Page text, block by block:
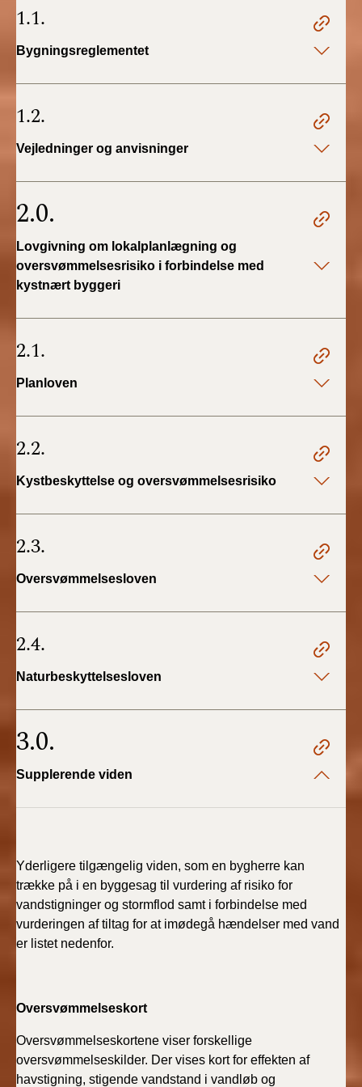
2018)
BR15 (2015-2018)
Tidligere BR (1961-
2010)
1.1.
Bygningsreglementet
1.2.
Vejledninger og anvisninger
2.0.
Lovgivning om lokalplanlægning og
oversvømmelsesrisiko i forbindelse med
kystnært byggeri
2.1.
Planloven
2.2.
Kystbeskyttelse og oversvømmelsesrisiko
2.3.
Oversvømmelsesloven
2.4.
Naturbeskyttelsesloven
3.0.
Supplerende viden
Yderligere tilgængelig viden, som en bygherre kan
trække på i en byggesag til vurdering af risiko for
vandstigninger og stormflod samt i forbindelse med
vurderingen af tiltag for at imødegå hændelser med vand
er listet nedenfor.
Oversvømmelseskort
Oversvømmelseskortene viser forskellige
oversvømmelseskilder. Der vises kort for effekten af
havstigning, stigende vandstand i vandløb og